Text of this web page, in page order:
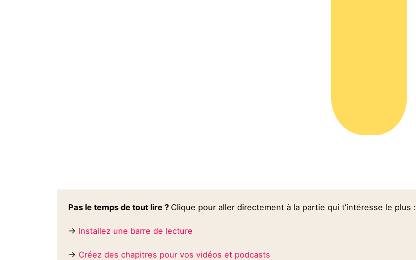
Pas le temps de tout lire ? Clique pour aller directement à la partie qui t’intéresse le plus :
→ Installez une barre de lecture
→ Créez des chapitres pour vos vidéos et podcasts